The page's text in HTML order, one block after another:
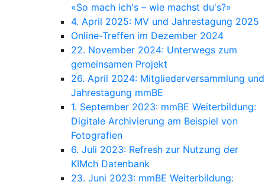
«So mach ich's – wie machst du's?»
4. April 2025: MV und Jahrestagung 2025
Online-Treffen im Dezember 2024
22. November 2024: Unterwegs zum
gemeinsamen Projekt
26. April 2024: Mitgliederversammlung und
Jahrestagung mmBE
1. September 2023: mmBE Weiterbildung:
Digitale Archivierung am Beispiel von
Fotografien
6. Juli 2023: Refresh zur Nutzung der
KIMch Datenbank
23. Juni 2023: mmBE Weiterbildung: